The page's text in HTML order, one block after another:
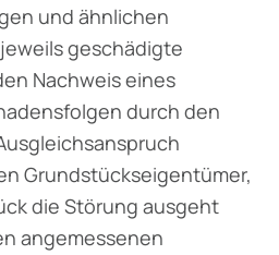
und ähnlichen
geschädigte
Nachweis eines
durch den
Grundstücks­eigentümer,
die Störung ausgeht
ange­messenen